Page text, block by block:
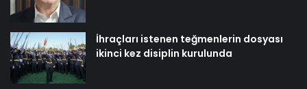
İhraçları istenen teğmenlerin dosyası
ikinci kez disiplin kurulunda